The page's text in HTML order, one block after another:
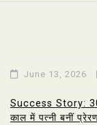
June 13, 2026
Success Story: 30
काल में पत्नी बनीं